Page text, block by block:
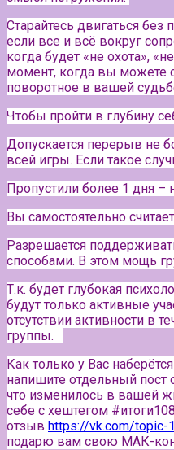
Старайтесь двигаться
если все и всё вокруг
когда будет «не охота»,
момент, когда вы можете
поворотное в вашей
Чтобы пройти в глубину
Допускается перерыв не
всей игры. Если такое
Пропустили более 1 дня –
Вы самостоятельно
Разрешается
способами. В этом мощь
Т.к. будет глубокая
будут только активные
отсутствии активности в
группы.⠀
Как только у Вас
напишите отдельный пост
что изменилось в вашей
себе с хештегом
отзыв https://vk.com/topic-
подарю вам свою МАК-